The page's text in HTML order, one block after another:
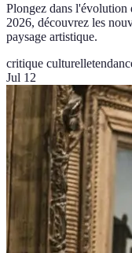
Plongez dans l'évolution
2026, découvrez les
paysage artistique.
critique culturelle
Jul 12